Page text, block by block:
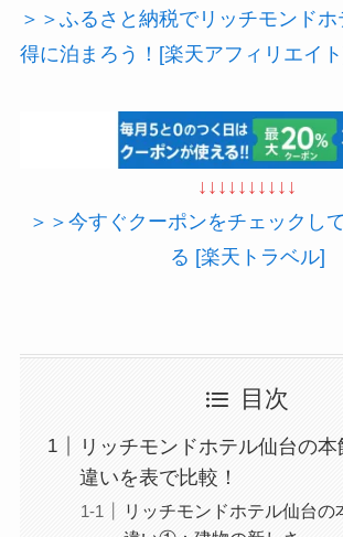
＞＞ふるさと納税でリッチモンド
得に泊まろう！[楽天アフィリエイ
↓↓↓↓↓↓↓↓↓↓
＞＞今すぐクーポンをチェックし
る [楽天トラベル]
目次
リッチモンドホテル仙台の
違いを表で比較！
リッチモンドホテル仙台の